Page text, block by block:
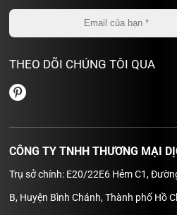
THEO DÕI CHÚNG TÔI QUA
CÔNG TY TNHH THƯƠNG MẠI
Trụ sở chính: E20/22E6 Hẻm C1,
B, Huyện Bình Chánh, Thành phố Hồ